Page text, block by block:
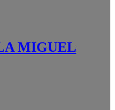
MIGUEL